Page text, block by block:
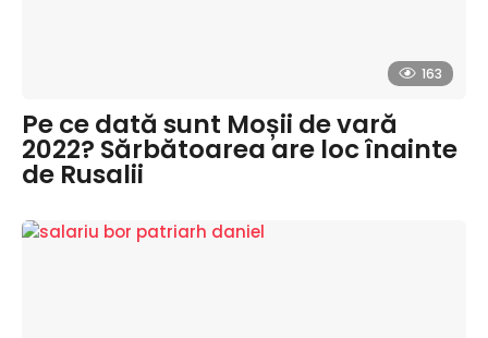
163
Pe ce dată sunt Moșii de vară
2022? Sărbătoarea are loc înainte
de Rusalii